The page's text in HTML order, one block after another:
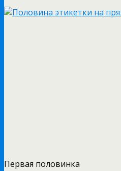
Первая половинка